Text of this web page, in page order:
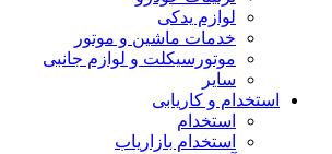
لوازم یدکی
خدمات ماشین و موتور
موتورسیکلت و لوازم جانبی
سایر
استخدام و کاریابی
استخدام
استخدام بازاریاب